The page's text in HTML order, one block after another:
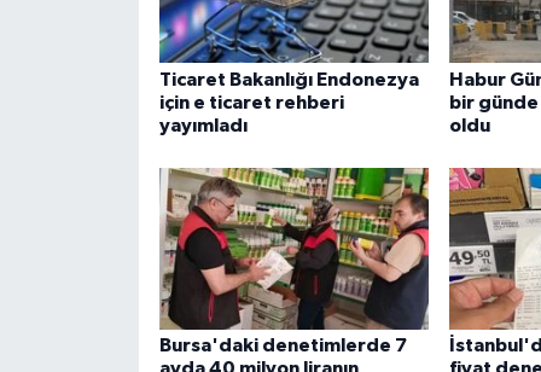
Ticaret Bakanlığı Endonezya
için e ticaret rehberi
yayımladı
Habur
bir günde
oldu
Bursa'daki denetimlerde 7